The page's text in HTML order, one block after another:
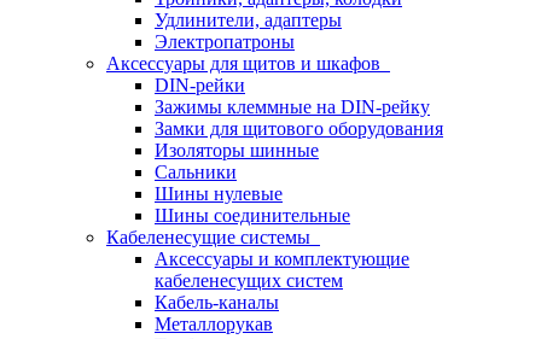
Удлинители, адаптеры
Электропатроны
Аксессуары для щитов и шкафов
DIN-рейки
Зажимы клеммные на DIN-рейку
Замки для щитового оборудования
Изоляторы шинные
Сальники
Шины нулевые
Шины соединительные
Кабеленесущие системы
Аксессуары и комплектующие
кабеленесущих систем
Кабель-каналы
Металлорукав